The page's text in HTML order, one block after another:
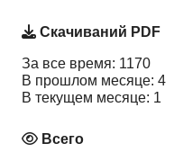
Скачиваний PDF
За все время: 1170
В прошлом месяце: 4
В текущем месяце: 1
Всего